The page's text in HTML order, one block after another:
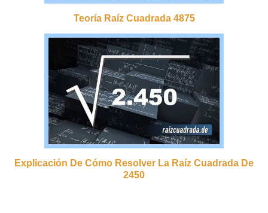
Teoría Raíz Cuadrada 4875
Explicación De Cómo Resolver La Raíz Cuadrada De
2450